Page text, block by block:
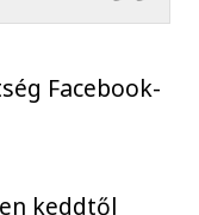
Facebook-
keddtől